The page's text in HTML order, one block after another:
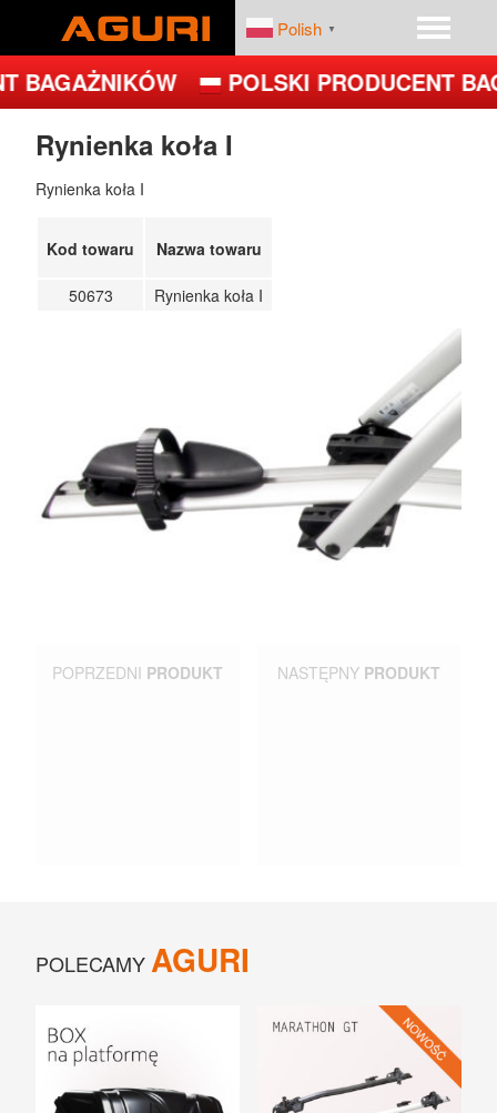
START
PRODUKTY
PLATFORMY ROWEROWE
BAGAŻNIKI BAZOWE
BOXY DACHOWE – BOXY NA DACH
JET
UCHWYTY ROWEROWE NA TYLNĄ KLAPĘ
DEALERZY
FIRMA
Polish ▼
BAGAŻNIKÓW POLSKI PRODUCENT
Rynienka koła I
Rynienka koła I
Kod towaru Nazwa towaru
50673 Rynienka koła I
POPRZEDNI PRODUKT NASTĘPNY PRODUKT
POLECAMYAGURI